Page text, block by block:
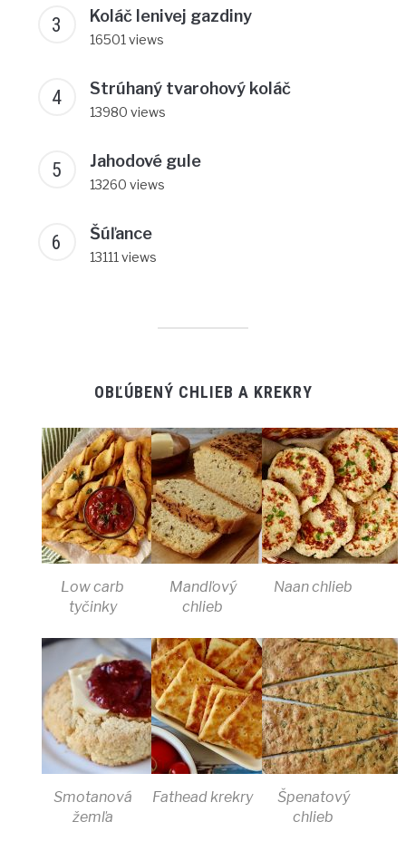
Koláč lenivej gazdiny
16501 views
Strúhaný tvarohový koláč
13980 views
Jahodové gule
13260 views
Šúľance
13111 views
OBĽÚBENÝ CHLIEB A KREKRY
Low carb
tyčinky
Mandľový
chlieb
Naan chlieb
Smotanová
žemľa
Fathead krekry
Špenatový
chlieb